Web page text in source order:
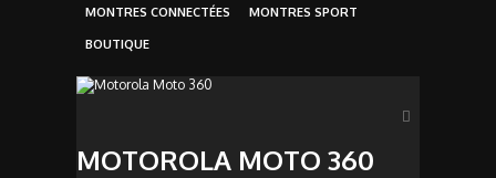
MONTRES CONNECTÉES MONTRES SPORT
BOUTIQUE
MOTOROLA MOTO 360